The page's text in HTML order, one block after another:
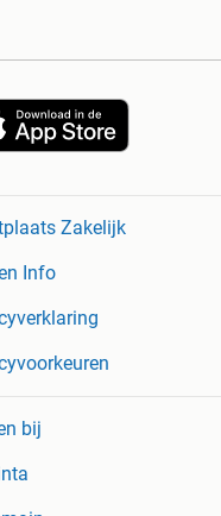
Zakelijk
Info
bij